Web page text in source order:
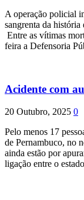
A operação policial
sangrenta da
Entre as vítimas
feira a Defensoria
Acidente com
20 Outubro, 2025 0
Pelo menos 17
de Pernambuco, no
ainda estão por
ligação entre o